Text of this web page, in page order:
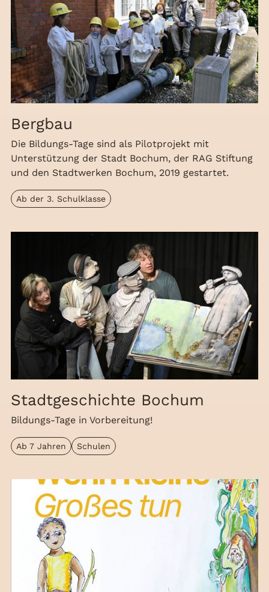
Bergbau
Die Bildungs-Tage sind als Pilotprojekt mit
Unterstützung der Stadt Bochum, der RAG Stiftung
und den Stadtwerken Bochum, 2019 gestartet.
Ab der 3. Schulklasse
Stadtgeschichte Bochum
Bildungs-Tage in Vorbereitung!
Ab 7 Jahren Schulen